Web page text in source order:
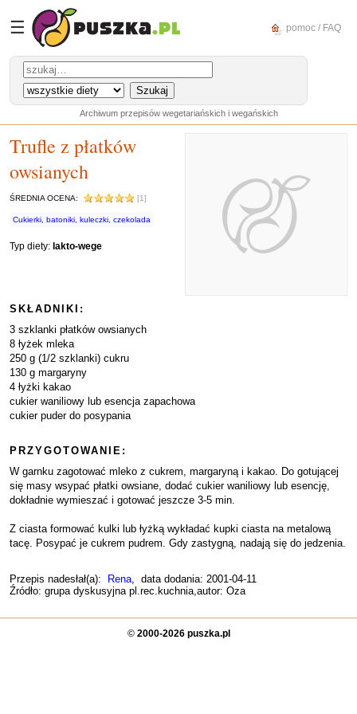
☰ pomoc / FAQ
Archiwum przepisów wegetariańskich i wegańskich
Trufle z płatków
owsianych
ŚREDNIA OCENA: [1]
Cukierki, batoniki, kuleczki, czekolada
Typ diety: lakto-wege
SKŁADNIKI:
3 szklanki płatków owsianych
8 łyżek mleka
250 g (1/2 szklanki) cukru
130 g margaryny
4 łyżki kakao
cukier waniliowy lub esencja zapachowa
cukier puder do posypania
PRZYGOTOWANIE:
W garnku zagotować mleko z cukrem, margaryną i kakao. Do gotującej
się masy wsypać płatki owsiane, dodać cukier waniliowy lub esencję,
dokładnie wymieszać i gotować jeszcze 3-5 min.
Z ciasta formować kulki lub łyżką wykładać kupki ciasta na metalową
tacę. Posypać je cukrem pudrem. Gdy zastygną, nadają się do jedzenia.
Przepis nadesłał(a): Rena, data dodania: 2001-04-11
Źródło: grupa dyskusyjna pl.rec.kuchnia,autor: Oza
© 2000-2026 puszka.pl